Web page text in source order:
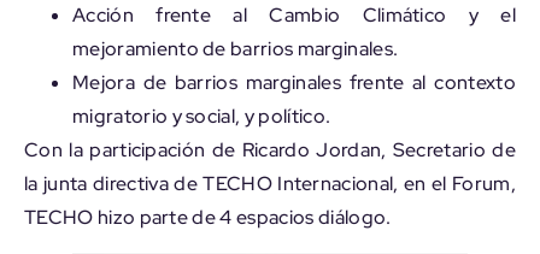
Acción frente al Cambio Climático y el
mejoramiento de barrios marginales.
Mejora de barrios marginales frente al contexto
migratorio y social, y político.
Con la participación de Ricardo Jordan, Secretario de
la junta directiva de TECHO Internacional, en el Forum,
TECHO hizo parte de 4 espacios diálogo.